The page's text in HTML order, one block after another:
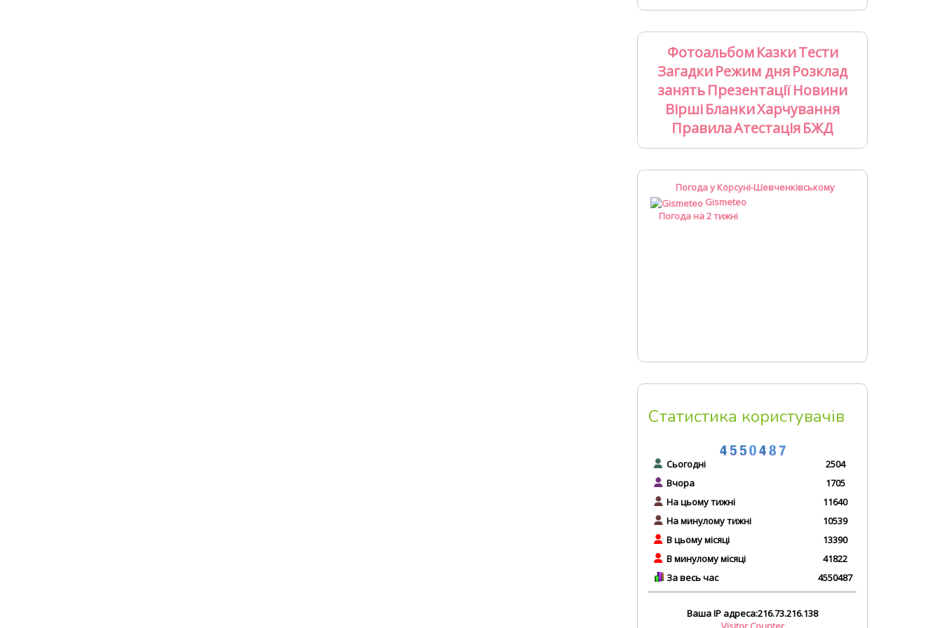
Фотоальбом КазкиТести
ЗагадкиРежим дняРозклад
занятьПрезентаціїНовини
ВіршіБланкиХарчування
ПравилаАтестаціяБЖД
Погода у Корсуні-Шевченківському
Gismeteo
Погода на 2 тижні
Статистика користувачів
Сьогодні
Вчора
На цьому тижні
На минулому тижні
В цьому місяці
В минулому місяці
За весь час
2504
1705
11640
10539
13390
41822
4550487
Ваша IP адреса:216.73.216.138